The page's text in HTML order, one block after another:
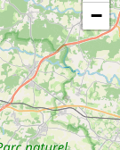
−